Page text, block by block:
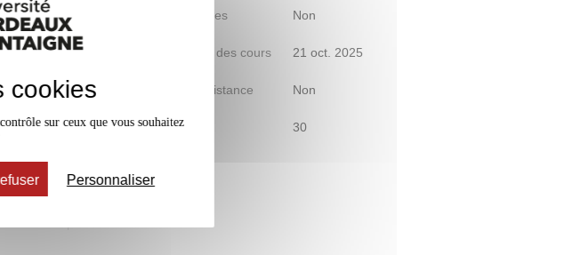
Mobilité d'études Non
Date de début des cours 21 oct. 2025
Accessible à distance Non
Effectif 30
cookies
sur ceux que vous souhaitez
Personnaliser